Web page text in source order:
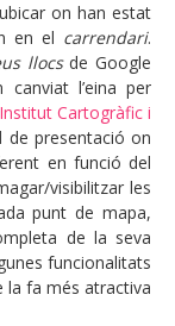
on han estat
en el carrendari.
llocsde Google
l’eina per
Cartogràfic i
de presentació on
en funció del
visibilitzar les
punt de mapa,
de la seva
funcionalitats
fa més atractiva